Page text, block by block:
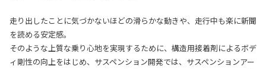
走り出したことに気づかないほどの滑らかな動きや、走行中も楽に新聞
を読める安定感。
そのような上質な乗り心地を実現するために、構造用接着剤によるボデ
ィ剛性の向上をはじめ、サスペンション開発では、サスペンションアー